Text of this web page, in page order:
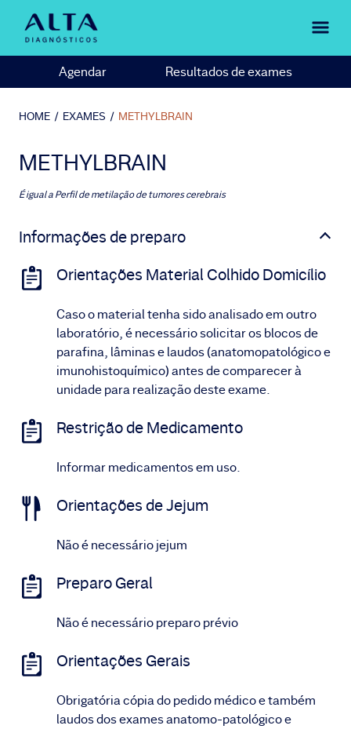
Agendar Resultados de exames
HOME / EXAMES / METHYLBRAIN
METHYLBRAIN
É igual aPerfil de metilação de tumores cerebrais
Informações de preparo
Orientações Material Colhido Domicílio
Caso o material tenha sido analisado em outro
laboratório, é necessário solicitar os blocos de
parafina, lâminas e laudos (anatomopatológico e
imunohistoquímico) antes de comparecer à
unidade para realização deste exame.
Restrição de Medicamento
Informar medicamentos em uso.
Orientações de Jejum
Não é necessário jejum
Preparo Geral
Não é necessário preparo prévio
Orientações Gerais
Obrigatória cópia do pedido médico e também
laudos dos exames anatomo-patológico e